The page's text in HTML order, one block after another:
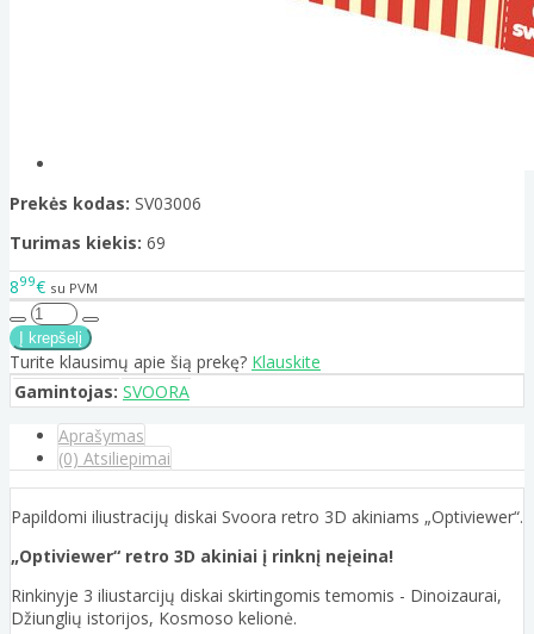
Prekės kodas: SV03006
Turimas kiekis: 69
899€ su PVM
Turite klausimų apie šią prekę? Klauskite
Gamintojas: SVOORA
Aprašymas
(0) Atsiliepimai
Papildomi iliustracijų diskai Svoora retro 3D akiniams „Optiviewer“.
„Optiviewer“ retro 3D akiniai į rinknį neįeina!
Rinkinyje 3 iliustarcijų diskai skirtingomis temomis - Dinoizaurai,
Džiunglių istorijos, Kosmoso kelionė.